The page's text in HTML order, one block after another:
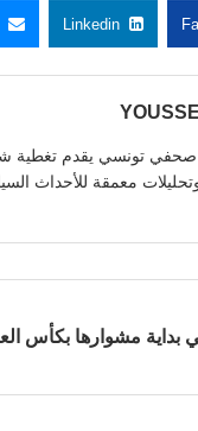
Linkedin
معمقة للأحداث
بداية مشوارها بكأس